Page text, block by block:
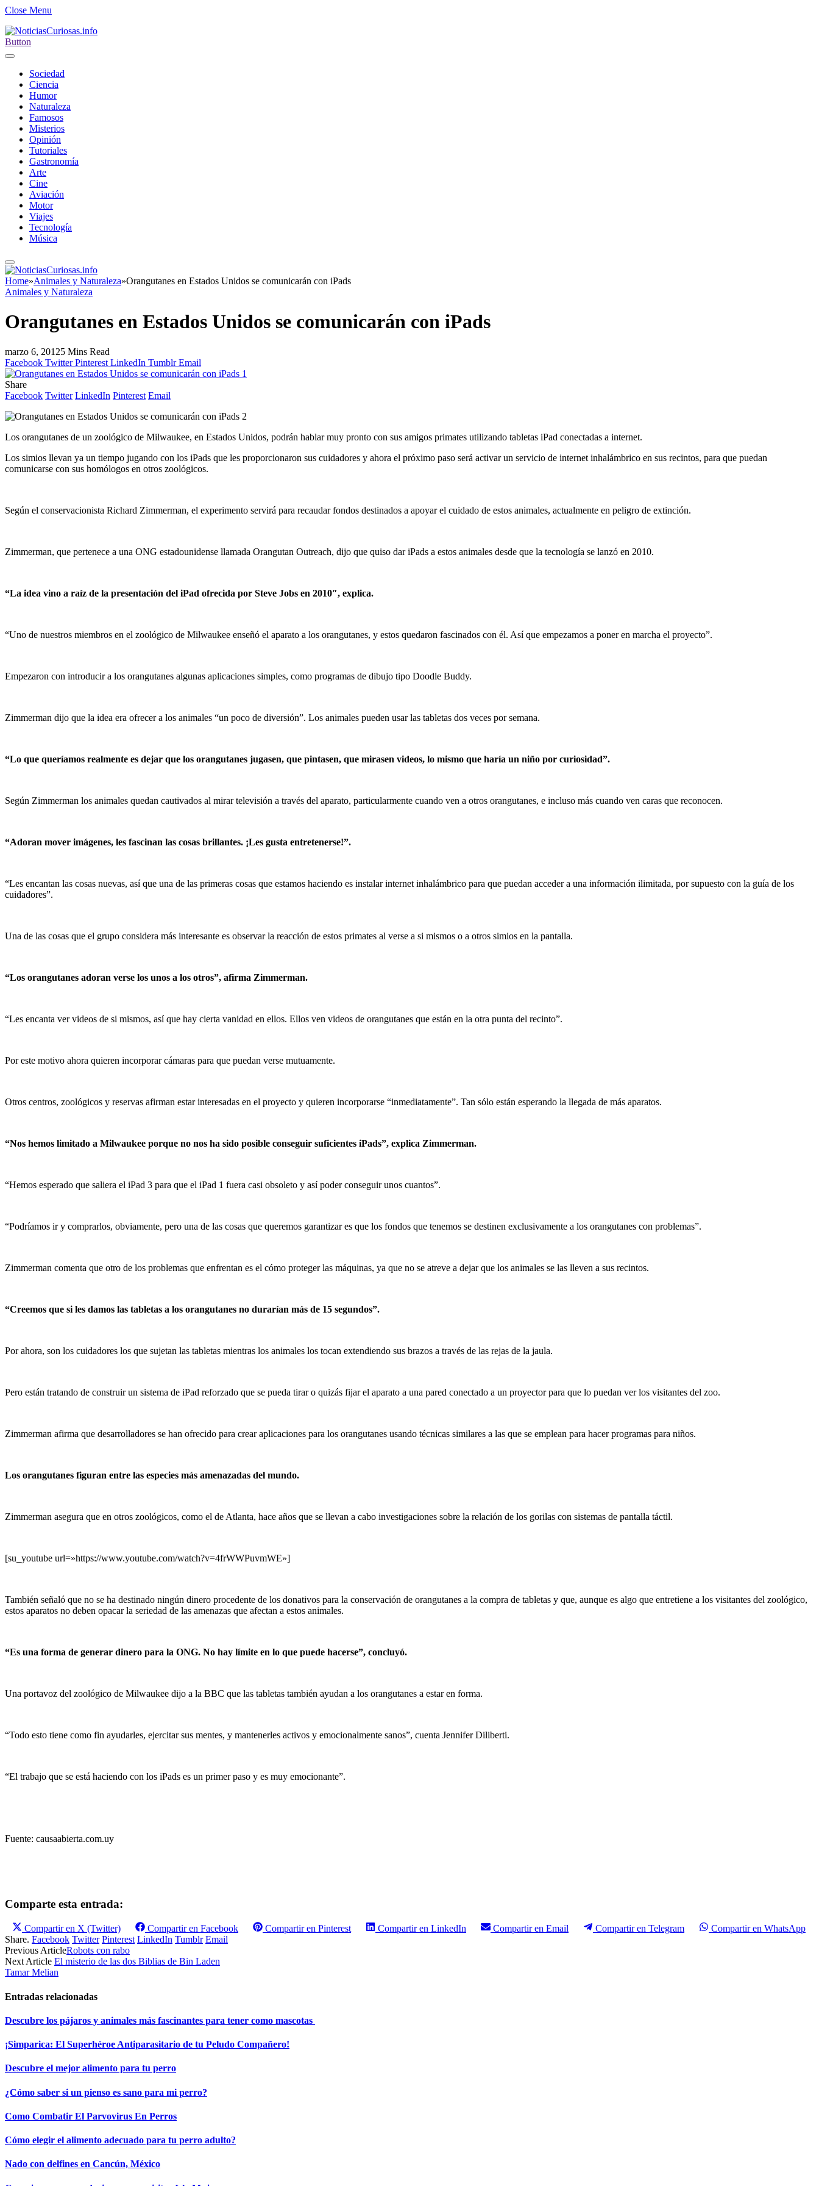
Close Menu
Button
Sociedad
Ciencia
Humor
Naturaleza
Famosos
Misterios
Opinión
Tutoriales
Gastronomía
Arte
Cine
Aviación
Motor
Viajes
Tecnología
Música
Home»Animales y Naturaleza»Orangutanes en Estados Unidos se comunicarán con iPads
Animales y Naturaleza
Orangutanes en Estados Unidos se comunicarán con iPads
marzo 6, 20125 Mins Read
Facebook Twitter Pinterest LinkedIn Tumblr Email
Share
Facebook Twitter LinkedIn Pinterest Email
Los orangutanes de un zoológico de Milwaukee, en Estados Unidos, podrán hablar muy pronto con sus amigos primates utilizando tabletas iPad conectadas a internet.
Los simios llevan ya un tiempo jugando con los iPads que les proporcionaron sus cuidadores y ahora el próximo paso será activar un servicio de internet inhalámbrico en sus recintos, para que puedan
comunicarse con sus homólogos en otros zoológicos.
Según el conservacionista Richard Zimmerman, el experimento servirá para recaudar fondos destinados a apoyar el cuidado de estos animales, actualmente en peligro de extinción.
Zimmerman, que pertenece a una ONG estadounidense llamada Orangutan Outreach, dijo que quiso dar iPads a estos animales desde que la tecnología se lanzó en 2010.
“La idea vino a raíz de la presentación del iPad ofrecida por Steve Jobs en 2010″, explica.
“Uno de nuestros miembros en el zoológico de Milwaukee enseñó el aparato a los orangutanes, y estos quedaron fascinados con él. Así que empezamos a poner en marcha el proyecto”.
Empezaron con introducir a los orangutanes algunas aplicaciones simples, como programas de dibujo tipo Doodle Buddy.
Zimmerman dijo que la idea era ofrecer a los animales “un poco de diversión”. Los animales pueden usar las tabletas dos veces por semana.
“Lo que queríamos realmente es dejar que los orangutanes jugasen, que pintasen, que mirasen videos, lo mismo que haría un niño por curiosidad”.
Según Zimmerman los animales quedan cautivados al mirar televisión a través del aparato, particularmente cuando ven a otros orangutanes, e incluso más cuando ven caras que reconocen.
“Adoran mover imágenes, les fascinan las cosas brillantes. ¡Les gusta entretenerse!”.
“Les encantan las cosas nuevas, así que una de las primeras cosas que estamos haciendo es instalar internet inhalámbrico para que puedan acceder a una información ilimitada, por supuesto con la guía de los
cuidadores”.
Una de las cosas que el grupo considera más interesante es observar la reacción de estos primates al verse a si mismos o a otros simios en la pantalla.
“Los orangutanes adoran verse los unos a los otros”, afirma Zimmerman.
“Les encanta ver videos de si mismos, así que hay cierta vanidad en ellos. Ellos ven videos de orangutanes que están en la otra punta del recinto”.
Por este motivo ahora quieren incorporar cámaras para que puedan verse mutuamente.
Otros centros, zoológicos y reservas afirman estar interesadas en el proyecto y quieren incorporarse “inmediatamente”. Tan sólo están esperando la llegada de más aparatos.
“Nos hemos limitado a Milwaukee porque no nos ha sido posible conseguir suficientes iPads”, explica Zimmerman.
“Hemos esperado que saliera el iPad 3 para que el iPad 1 fuera casi obsoleto y así poder conseguir unos cuantos”.
“Podríamos ir y comprarlos, obviamente, pero una de las cosas que queremos garantizar es que los fondos que tenemos se destinen exclusivamente a los orangutanes con problemas”.
Zimmerman comenta que otro de los problemas que enfrentan es el cómo proteger las máquinas, ya que no se atreve a dejar que los animales se las lleven a sus recintos.
“Creemos que si les damos las tabletas a los orangutanes no durarían más de 15 segundos”.
Por ahora, son los cuidadores los que sujetan las tabletas mientras los animales los tocan extendiendo sus brazos a través de las rejas de la jaula.
Pero están tratando de construir un sistema de iPad reforzado que se pueda tirar o quizás fijar el aparato a una pared conectado a un proyector para que lo puedan ver los visitantes del zoo.
Zimmerman afirma que desarrolladores se han ofrecido para crear aplicaciones para los orangutanes usando técnicas similares a las que se emplean para hacer programas para niños.
Los orangutanes figuran entre las especies más amenazadas del mundo.
Zimmerman asegura que en otros zoológicos, como el de Atlanta, hace años que se llevan a cabo investigaciones sobre la relación de los gorilas con sistemas de pantalla táctil.
[su_youtube url=»https://www.youtube.com/watch?v=4frWWPuvmWE»]
También señaló que no se ha destinado ningún dinero procedente de los donativos para la conservación de orangutanes a la compra de tabletas y que, aunque es algo que entretiene a los visitantes del zoológico,
estos aparatos no deben opacar la seriedad de las amenazas que afectan a estos animales.
“Es una forma de generar dinero para la ONG. No hay límite en lo que puede hacerse”, concluyó.
Una portavoz del zoológico de Milwaukee dijo a la BBC que las tabletas también ayudan a los orangutanes a estar en forma.
“Todo esto tiene como fin ayudarles, ejercitar sus mentes, y mantenerles activos y emocionalmente sanos”, cuenta Jennifer Diliberti.
“El trabajo que se está haciendo con los iPads es un primer paso y es muy emocionante”.
Fuente: causaabierta.com.uy
Comparte esta entrada:
Compartir en X (Twitter) Compartir en Facebook Compartir en Pinterest Compartir en LinkedIn Compartir en Email Compartir en Telegram Compartir en WhatsApp
Share. Facebook Twitter Pinterest LinkedIn Tumblr Email
Previous ArticleRobots con rabo
Next Article El misterio de las dos Biblias de Bin Laden
Tamar Melian
Entradas relacionadas
Descubre los pájaros y animales más fascinantes para tener como mascotas
¡Simparica: El Superhéroe Antiparasitario de tu Peludo Compañero!
Descubre el mejor alimento para tu perro
¿Cómo saber si un pienso es sano para mi perro?
Como Combatir El Parvovirus En Perros
Cómo elegir el alimento adecuado para tu perro adulto?
Nado con delfines en Cancún, México